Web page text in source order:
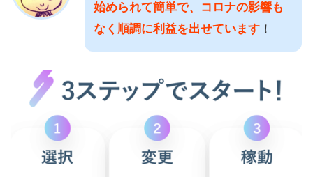
始められて簡単で、コロナの影響も
なく順調に利益を出せています ！